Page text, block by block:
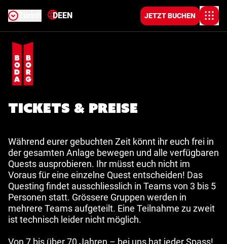
DEEN JETZT BUCHEN
Tickets & Preise
Während eurer gebuchten Zeit könnt ihr euch frei in
der gesamten Anlage bewegen und alle verfügbaren
Quests ausprobieren. Ihr müsst euch nicht im
Voraus für eine einzelne Quest entscheiden! Das
Questing findet ausschliesslich in Teams von 3 bis 5
Personen statt. Grössere Gruppen werden in
mehrere Teams aufgeteilt. Eine Teilnahme zu zweit
ist technisch leider nicht möglich.
Von 7 bis über 70 Jahren – bei uns hat jeder Spass!